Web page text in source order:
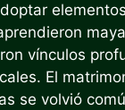
vínculos
El
se volvió